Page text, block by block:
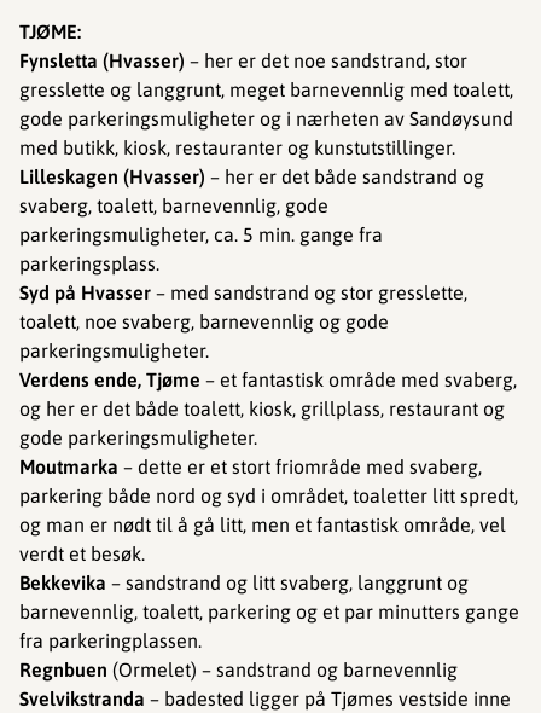
TJØME:
Fynsletta (Hvasser) – her er det noe sandstrand, stor
gresslette og langgrunt, meget barnevennlig med toalett,
gode parkeringsmuligheter og i nærheten av Sandøysund
med butikk, kiosk, restauranter og kunstutstillinger.
Lilleskagen (Hvasser) – her er det både sandstrand og
svaberg, toalett, barnevennlig, gode
parkeringsmuligheter, ca. 5 min. gange fra
parkeringsplass.
Syd på Hvasser – med sandstrand og stor gresslette,
toalett, noe svaberg, barnevennlig og gode
parkeringsmuligheter.
Verdens ende, Tjøme – et fantastisk område med svaberg,
og her er det både toalett, kiosk, grillplass, restaurant og
gode parkeringsmuligheter.
Moutmarka – dette er et stort friområde med svaberg,
parkering både nord og syd i området, toaletter litt spredt,
og man er nødt til å gå litt, men et fantastisk område, vel
verdt et besøk.
Bekkevika – sandstrand og litt svaberg, langgrunt og
barnevennlig, toalett, parkering og et par minutters gange
fra parkeringplassen.
Regnbuen (Ormelet) – sandstrand og barnevennlig
Svelvikstranda – badested ligger på Tjømes vestside inne